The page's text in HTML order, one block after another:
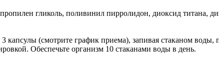
гликоль, поливинил пирролидон, диоксид титана,
(смотрите график приема), запивая стаканом
Обеспечьте организм 10 стаканами воды в день.